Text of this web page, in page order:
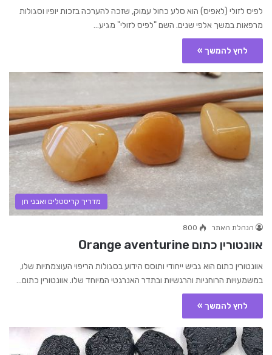
לפיס לזולי (לאפיס) הוא סלע כחול עמוק, שזכה להערכה בזכות יופיו וסגולות
מרפאות במשך אלפי שנים. השם "לפיס לזולי" מגיע…
לחץ להמשך »
מדריך קריסטלים ואבני חן
הנהלת האתר 800
אוונטורין כתום Orange aventurine
אוונטורין כתום הוא גביש ייחודי ותוסס הידוע בסגולות הריפוי העוצמתיות שלו,
במשמעויות הרוחניות והרגשיות ובתדר האנרגטי המיוחד שלו. אוונטורין כתום…
לחץ להמשך »